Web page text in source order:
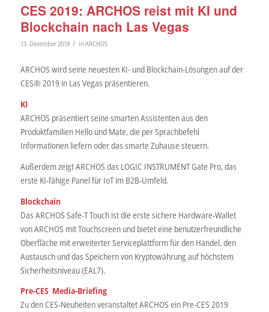
CES 2019: ARCHOS reist mit KI und
Blockchain nach Las Vegas
13. Dezember 2018 / in ARCHOS
ARCHOS wird seine neuesten KI- und Blockchain-Lösungen auf der
CES® 2019 in Las Vegas präsentieren.
KI
ARCHOS präsentiert seine smarten Assistenten aus den
Produktfamilien Hello und Mate, die per Sprachbefehl
Informationen liefern oder das smarte Zuhause steuern.
Außerdem zeigt ARCHOS das LOGIC INSTRUMENT Gate Pro, das
erste KI-fähige Panel für IoT im B2B-Umfeld.
Blockchain
Das ARCHOS Safe-T Touch ist die erste sichere Hardware-Wallet
von ARCHOS mit Touchscreen und bietet eine benutzerfreundliche
Oberfläche mit erweiterter Serviceplattform für den Handel, den
Austausch und das Speichern von Kryptowährung auf höchstem
Sicherheitsniveau (EAL7).
Pre-CES Media-Briefing
Zu den CES-Neuheiten veranstaltet ARCHOS ein Pre-CES 2019